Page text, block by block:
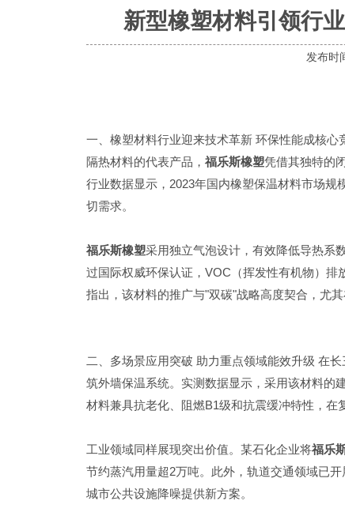
新型橡塑材料引领行
发布时
一、橡塑材料行业迎来技术革新 环保性能成核
隔热材料的代表产品， 福乐斯橡塑凭借其独特的
行业数据显示，2023年国内橡塑保温材料市场规
切需求。
福乐斯橡塑采用独立气泡设计，有效降低导热系
过国际权威环保认证，VOC（挥发性有机物）
指出，该材料的推广与"双碳"战略高度契合，尤
二、多场景应用突破 助力重点领域能效升级 在
筑外墙保温系统。实测数据显示，采用该材料的
材料兼具抗老化、阻燃B1级和抗震缓冲特性，在
工业领域同样展现突出价值。某石化企业将福乐
节约蒸汽用量超2万吨。此外，轨道交通领域已
城市公共设施降噪提供新方案。